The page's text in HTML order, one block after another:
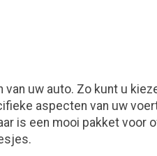
uw auto. Zo kunt u
aspecten van uw
is een mooi pakket voor